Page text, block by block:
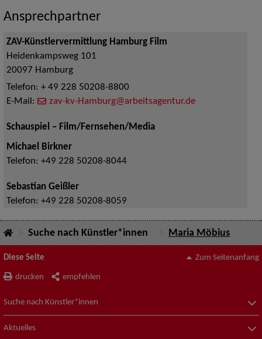
Ansprechpartner
ZAV-Künstlervermittlung Hamburg Film
Heidenkampsweg 101
20097 Hamburg
Telefon: + 49 228 50208-8800
E-Mail:
zav-kv-Hamburg@arbeitsagentur.de
Schauspiel – Film/Fernsehen/Media
Michael Birkner
Telefon: +49 228 50208-8044
Sebastian Geißler
Telefon: +49 228 50208-8059
Suche nach Künstler*innen Maria Möbius
Diese Seite
drucken empfehlen
Zum Seitenanfang
Suche nach Künstler*innen
Aktuelles